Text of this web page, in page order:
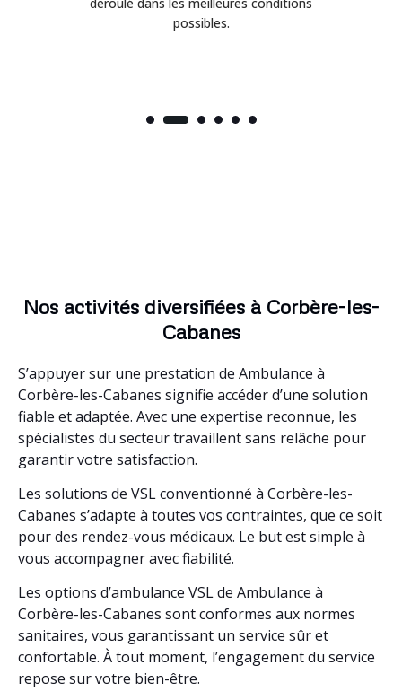
possibles.
Nos activités diversifiées à Corbère-les-
Cabanes
S’appuyer sur une prestation de Ambulance à
Corbère-les-Cabanes signifie accéder d’une solution
fiable et adaptée. Avec une expertise reconnue, les
spécialistes du secteur travaillent sans relâche pour
garantir votre satisfaction.
Les solutions de VSL conventionné à Corbère-les-
Cabanes s’adapte à toutes vos contraintes, que ce soit
pour des rendez-vous médicaux. Le but est simple à
vous accompagner avec fiabilité.
Les options d’ambulance VSL de Ambulance à
Corbère-les-Cabanes sont conformes aux normes
sanitaires, vous garantissant un service sûr et
confortable. À tout moment, l’engagement du service
repose sur votre bien-être.